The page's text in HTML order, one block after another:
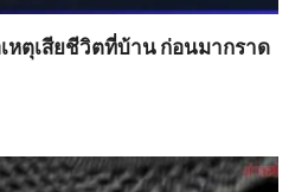
หตุเสียชีวิตที่บ้าน ก่อนมากราด